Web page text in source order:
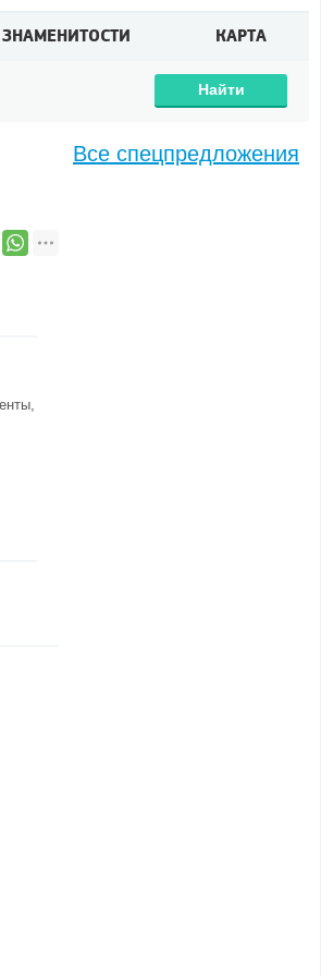
ЗНАМЕНИТОСТИ КАРТА
Найти
Все спецпредложения